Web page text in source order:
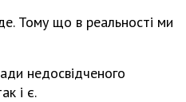
Тому що в реальності ми
недосвідченого
і є.